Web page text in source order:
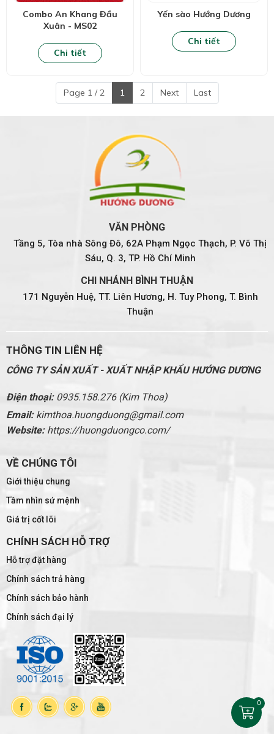
Combo An Khang Đầu
Xuân - MS02
Chi tiết
Yến sào Hướng Dương
Chi tiết
Page 1 / 2 1 2 Next Last
VĂN PHÒNG
Tầng 5, Tòa nhà Sông Đô, 62A Phạm Ngọc Thạch, P. Võ Thị
Sáu, Q. 3, TP. Hồ Chí Minh
CHI NHÁNH BÌNH THUẬN
171 Nguyễn Huệ, TT. Liên Hương, H. Tuy Phong, T. Bình
Thuận
THÔNG TIN LIÊN HỆ
CÔNG TY SẢN XUẤT - XUẤT NHẬP KHẨU HƯỚNG DƯƠNG
Điện thoại:0935.158.276 (Kim Thoa)
Email: kimthoa.huongduong@gmail.com
Website:https://huongduongco.com/
VỀ CHÚNG TÔI
Giới thiệu chung
Tầm nhìn sứ mệnh
Giá trị cốt lõi
CHÍNH SÁCH HỖ TRỢ
Hỗ trợ đặt hàng
Chính sách trả hàng
Chính sách bảo hành
Chính sách đại lý
0